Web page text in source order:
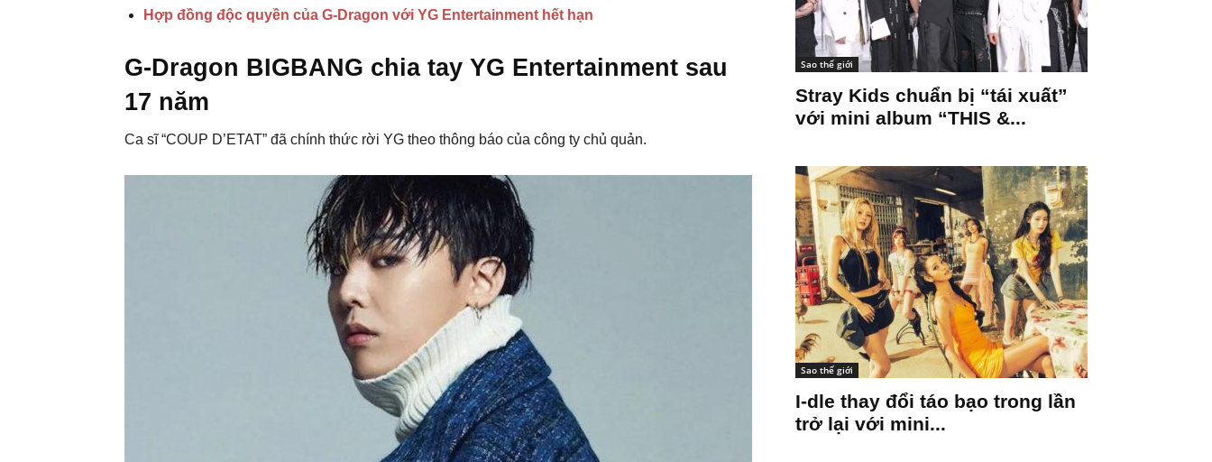
Hợp đồng độc quyền của G-Dragon với YG Entertainment hết hạn
G-Dragon BIGBANG chia tay YG Entertainment sau
17 năm
Ca sĩ “COUP D’ETAT” đã chính thức rời YG theo thông báo của công ty chủ quản.
Sao thế giới
Stray Kids chuẩn bị “tái xuất”
với mini album “THIS &...
Sao thế giới
I-dle thay đổi táo bạo trong lần
trở lại với mini...